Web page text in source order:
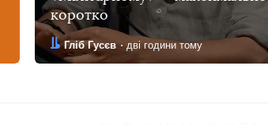
коротко
Автор:
Гліб Гусєв
Дата: дві години тому